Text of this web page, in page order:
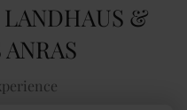
LANDHAUS &